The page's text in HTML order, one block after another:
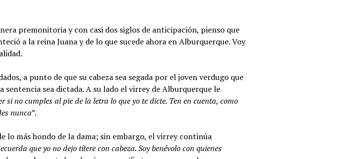
premonitoria y con casi dos siglos de anticipación, pienso que
a la reina Juana y de lo que sucede ahora en Alburquerque. Voy
a punto de que su cabeza sea segada por el joven verdugo que
sea dictada. A su lado el virrey de Alburquerque le
si no cumples al pie de la letra lo que yo te dicte. Ten en cuenta, como
nunca”.
lo más hondo de la dama; sin embargo, el virrey continúa
que yo no dejo títere con cabeza. Soy benévolo con quienes